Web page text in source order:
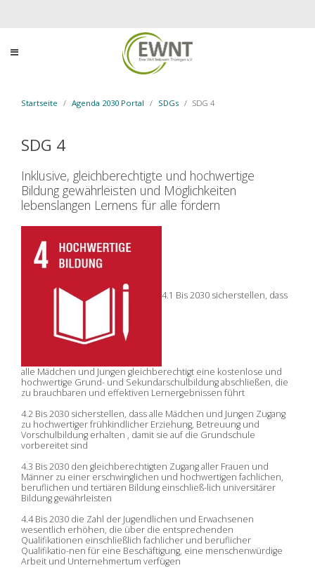
Startseite Agenda 2030 Portal SDGs SDG 4
SDG 4
Inklusive, gleichberechtigte und hochwertige
Bildung gewährleisten und Möglichkeiten
lebenslangen Lernens für alle fördern
4.1 Bis 2030 sicherstellen, dass
alle Mädchen und Jungen gleichberechtigt eine kostenlose und
hochwertige Grund- und Sekundarschulbildung abschließen, die
zu brauchbaren und effektiven Lernergebnissen führt
4.2 Bis 2030 sicherstellen, dass alle Mädchen und Jungen Zugang
zu hochwertiger frühkindlicher Erziehung, Betreuung und
Vorschulbildung erhalten , damit sie auf die Grundschule
vorbereitet sind
4.3 Bis 2030 den gleichberechtigten Zugang aller Frauen und
Männer zu einer erschwinglichen und hochwertigen fachlichen,
beruflichen und tertiären Bildung einschließ-lich universitärer
Bildung gewährleisten
4.4 Bis 2030 die Zahl der Jugendlichen und Erwachsenen
wesentlich erhöhen, die über die entsprechenden
Qualifikationen einschließlich fachlicher und beruflicher
Qualifikatio-nen für eine Beschäftigung, eine menschenwürdige
Arbeit und Unternehmertum verfügen